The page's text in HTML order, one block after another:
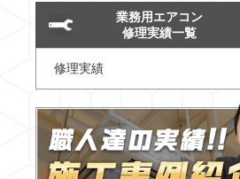
業務用エアコン
修理実績一覧
修理実績